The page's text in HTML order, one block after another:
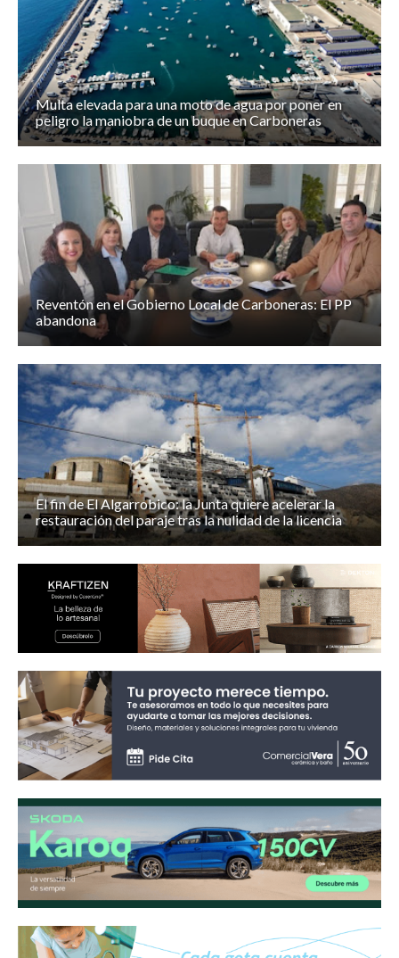
Multa elevada para una moto de agua por poner en
peligro la maniobra de un buque en Carboneras
Reventón en el Gobierno Local de Carboneras: El PP
abandona
El fin de El Algarrobico: la Junta quiere acelerar la
restauración del paraje tras la nulidad de la licencia